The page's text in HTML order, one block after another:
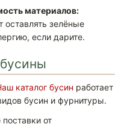
материалов:
зелёные
если дарите.
каталог бусин работает
бусин и фурнитуры.
от